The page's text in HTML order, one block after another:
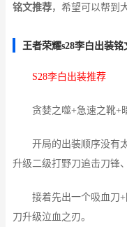
铭文推荐，希望可以帮到
王者荣耀s28李白出装铭
S28李白出装推荐
贪婪之噬+急速之靴+暗
开局的出装顺序没有太
升级二级打野刀追击刀锋
接着先出一个吸血刀+
刀升级泣血之刃。